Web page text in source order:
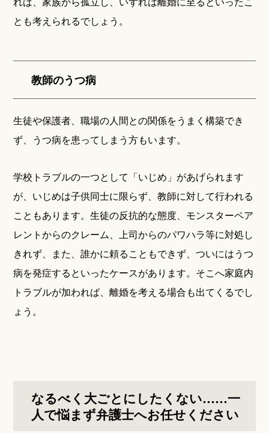
とも考えられるでしょう。
教師のうつ病
生徒や保護者、職場の人間との関係をうまく構築でき
ず、うつ病を患ってしまう方もいます。
学校トラブルの一つとして「いじめ」があげられます
が、いじめは子供同士に限らず、教師に対して行われる
こともあります。生徒の反抗的な態度、モンスターペア
レントからのクレーム、上司からのパワハラ等に対処し
きれず、また、誰かに頼ることもできず、ついにはうつ
病を発症するといったケースがあります。そこへ家庭内
トラブルが加われば、離婚を考える場合も出てくるでし
ょう。
なるべく大ごとにしたくない……一
人で悩まず弁護士へお任せください